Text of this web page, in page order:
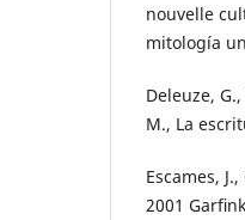
nouvelle
mitología
Deleuze,
M., La
Escames,
2001